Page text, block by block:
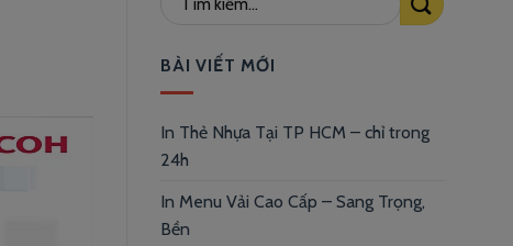
BÀI VIẾT MỚI
In Thẻ Nhựa Tại TP HCM – chỉ trong
24h
In Menu Vải Cao Cấp – Sang Trọng,
Bền